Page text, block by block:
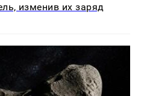
изменив их заряд